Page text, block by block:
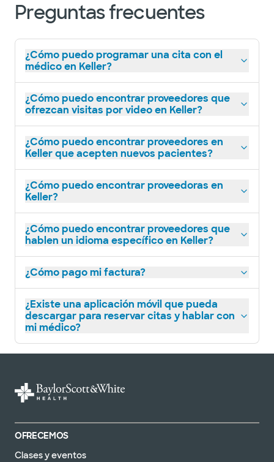
Preguntas frecuentes
¿Cómo puedo programar una cita con el
médico en Keller?
¿Cómo puedo encontrar proveedores que
ofrezcan visitas por video en Keller?
¿Cómo puedo encontrar proveedores en
Keller que acepten nuevos pacientes?
¿Cómo puedo encontrar proveedoras en
Keller?
¿Cómo puedo encontrar proveedores que
hablen un idioma específico en Keller?
¿Cómo pago mi factura?
¿Existe una aplicación móvil que pueda
descargar para reservar citas y hablar con
mi médico?
OFRECEMOS
Clases y eventos